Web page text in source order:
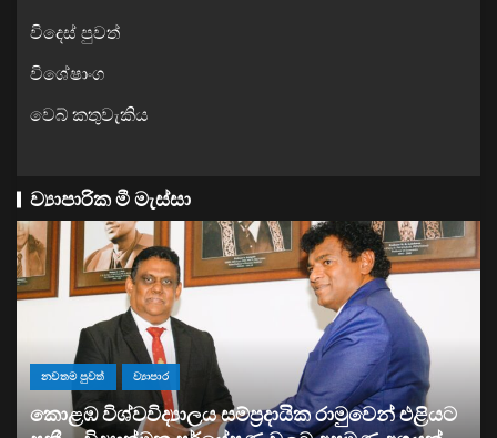
විදෙස් පුවත්
විශේෂාංග
වෙබ් කතුවැකිය
ව්‍යාපාරික මී මැස්සා
ව්‍යාපාර